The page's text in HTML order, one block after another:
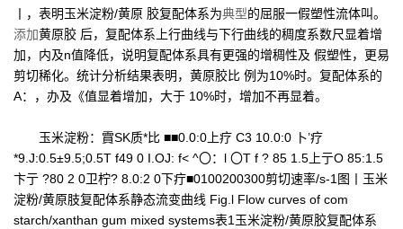
丨，表明玉米淀粉/黄原 胶复配体系为典型的屈服一假塑性流体叫。
添加黄原胶 后，复配体系上行曲线与下行曲线的稠度系数尺显着增
加，内及n值降低，说明复配体系具有更强的增稠性及 假塑性，更易
剪切稀化。统计分析结果表明，黄原胶比 例为10%时。复配体系的
A：，办及《值显着增加，大于 10%时，增加不再显着。
玉米淀粉：霣SK质*比 ■■0.0:0上疗 C3 10.0:0 卜’疗
*9.J:0.5±9.5;0.5T f49 0 I.OJ: f< ^〇：l 〇T f ? 85 1.5上亍O 85:1.5
卞亍 ?80 2 0卫柠? 8.0:2 0下疔■0100200300剪切速率/s-1图丨玉米
淀粉/黄原肢复配体系静态流变曲线 Fig.l Flow curves of com
starch/xanthan gum mixed systems表1玉米淀粉/黄原胶复配体系